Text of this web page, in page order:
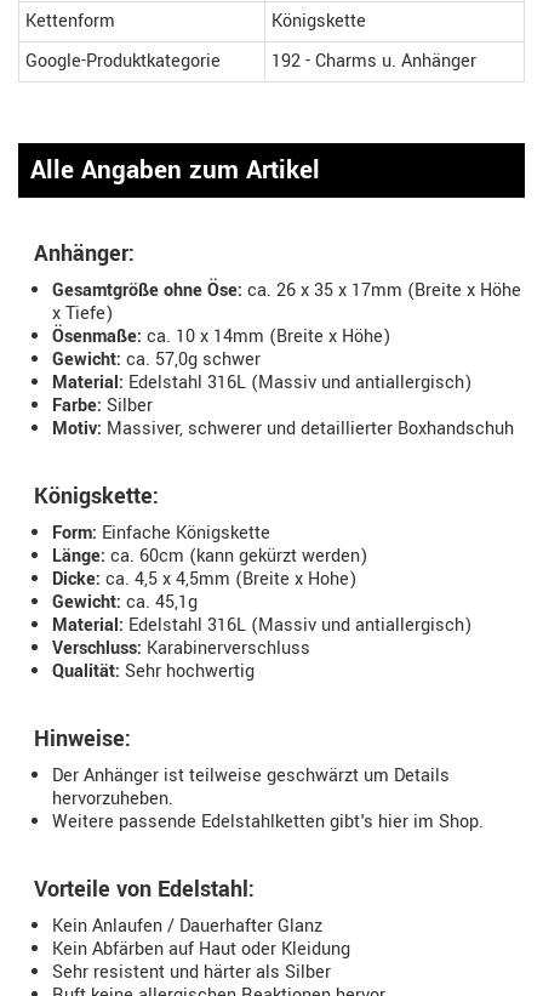
Kettenform
Königskette
Google-Produktkategorie
192 - Charms u. Anhänger
Alle Angaben zum Artikel
Anhänger:
Gesamtgröße ohne Öse: ca. 26 x 35 x 17mm (Breite x Höhe
x Tiefe)
Ösenmaße: ca. 10 x 14mm (Breite x Höhe)
Gewicht: ca. 57,0g schwer
Material: Edelstahl 316L (Massiv und antiallergisch)
Farbe: Silber
Motiv: Massiver, schwerer und detaillierter Boxhandschuh
Königskette:
Form: Einfache Königskette
Länge: ca. 60cm (kann gekürzt werden)
Dicke: ca. 4,5 x 4,5mm (Breite x Hohe)
Gewicht: ca. 45,1g
Material: Edelstahl 316L (Massiv und antiallergisch)
Verschluss: Karabinerverschluss
Qualität: Sehr hochwertig
Hinweise:
Der Anhänger ist teilweise geschwärzt um Details
hervorzuheben.
Weitere passende Edelstahlketten gibt's hier im Shop.
Vorteile von Edelstahl:
Kein Anlaufen / Dauerhafter Glanz
Kein Abfärben auf Haut oder Kleidung
Sehr resistent und härter als Silber